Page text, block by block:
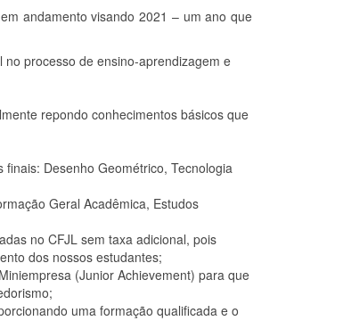
andamento visando 2021 – um ano que
processo de ensino-aprendizagem e
repondo conhecimentos básicos que
Desenho Geométrico, Tecnologia
Geral Acadêmica, Estudos
no CFJL sem taxa adicional, pois
dos nossos estudantes;
(Junior Achievement) para que
uma formação qualificada e o